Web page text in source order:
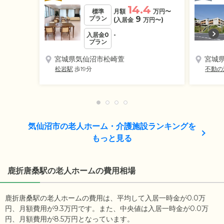
標準
プラン
月額 14.4 万円〜
(入居金 9 万円〜)
入居金0
プラン
-
宮城県気仙沼市松崎萱
松岩駅 歩19分
宮城
不動
気仙沼市の老人ホーム・介護施設ランキングを
もっと見る
鹿折唐桑駅の老人ホームの費用相場
鹿折唐桑駅の老人ホームの費用は、平均して入居一時金が0.0万
円、月額費用が9.3万円です。また、中央値は入居一時金が0.0万
円、月額費用が8.5万円となっています。